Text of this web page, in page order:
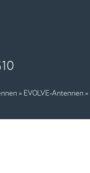
» EVOLVE-Antennen »